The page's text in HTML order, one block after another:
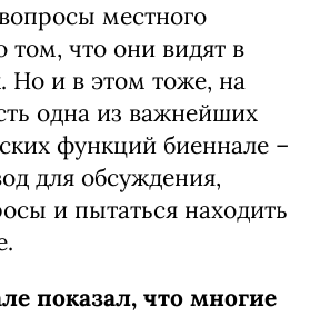
местного
том, что они видят в
Но и в этом тоже, на
одна из важнейших
функций биеннале –
для обсуждения,
и пытаться находить
показал, что многие